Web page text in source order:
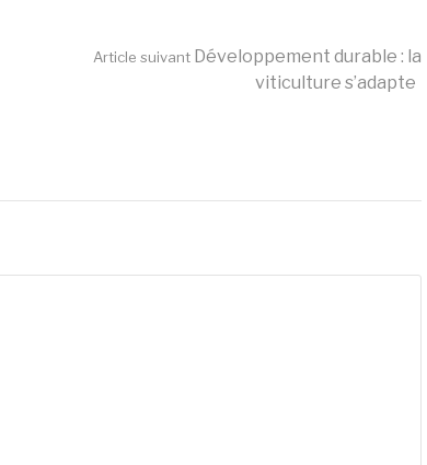
Article suivant Développement durable : la
viticulture s’adapte